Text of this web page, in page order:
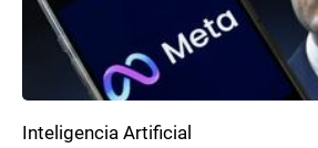
Inteligencia Artificial